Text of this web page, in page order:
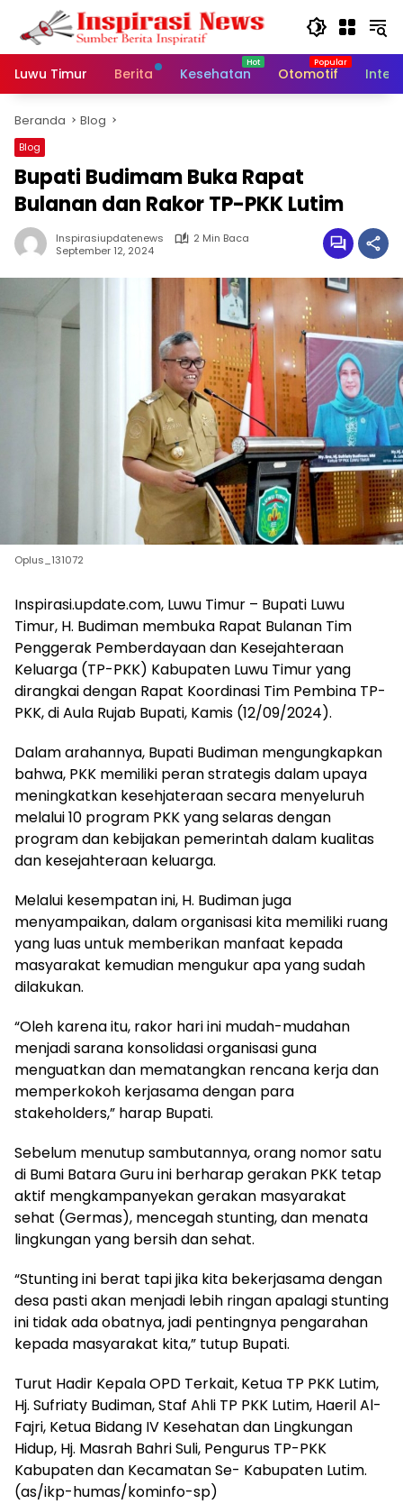
Langsung
konten
Luwu Timur
Berita Kesehatan Otomotif
Beranda Blog
Blog
Bupati Budimam Buka Rapat
Bulanan dan Rakor TP-PKK Lutim
Inspirasiupdatenews
2 Min Baca
September 12, 2024
Oplus_131072
Inspirasi.update.com, Luwu Timur – Bupati Luwu
Timur, H. Budiman membuka Rapat Bulanan Tim
Penggerak Pemberdayaan dan Kesejahteraan
Keluarga (TP-PKK) Kabupaten Luwu Timur yang
dirangkai dengan Rapat Koordinasi Tim Pembina TP-
PKK, di Aula Rujab Bupati, Kamis (12/09/2024).
Dalam arahannya, Bupati Budiman mengungkapkan
bahwa, PKK memiliki peran strategis dalam upaya
meningkatkan kesehjateraan secara menyeluruh
melalui 10 program PKK yang selaras dengan
program dan kebijakan pemerintah dalam kualitas
dan kesejahteraan keluarga.
Melalui kesempatan ini, H. Budiman juga
menyampaikan, dalam organisasi kita memiliki ruang
yang luas untuk memberikan manfaat kepada
masyarakat kemudian mengukur apa yang sudah
dilakukan.
“Oleh karena itu, rakor hari ini mudah-mudahan
menjadi sarana konsolidasi organisasi guna
menguatkan dan mematangkan rencana kerja dan
memperkokoh kerjasama dengan para
stakeholders,” harap Bupati.
Sebelum menutup sambutannya, orang nomor satu
di Bumi Batara Guru ini berharap gerakan PKK tetap
aktif mengkampanyekan gerakan masyarakat
sehat (Germas), mencegah stunting, dan menata
lingkungan yang bersih dan sehat.
“Stunting ini berat tapi jika kita bekerjasama dengan
desa pasti akan menjadi lebih ringan apalagi stunting
ini tidak ada obatnya, jadi pentingnya pengarahan
kepada masyarakat kita,” tutup Bupati.
Turut Hadir Kepala OPD Terkait, Ketua TP PKK Lutim,
Hj. Sufriaty Budiman, Staf Ahli TP PKK Lutim, Haeril Al-
Fajri, Ketua Bidang IV Kesehatan dan Lingkungan
Hidup, Hj. Masrah Bahri Suli, Pengurus TP-PKK
Kabupaten dan Kecamatan Se- Kabupaten Lutim.
(as/ikp-humas/kominfo-sp)